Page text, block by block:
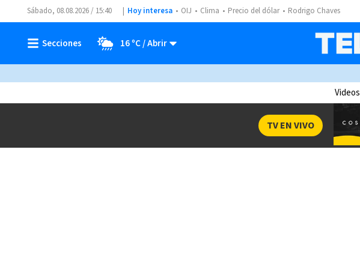
Sábado, 08.08.2026 / 15:40 Hoy interesa OIJ Clima Precio del dólar Rodrigo Chaves
16 ºC
Videos
TV EN VIVO